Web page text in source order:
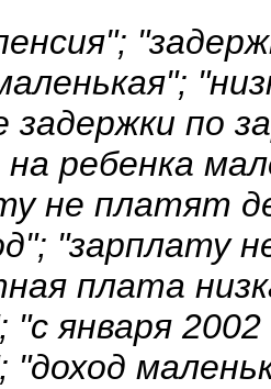
задержки по
на ребенка
не платят
"зарплату
плата
"с января
"доход